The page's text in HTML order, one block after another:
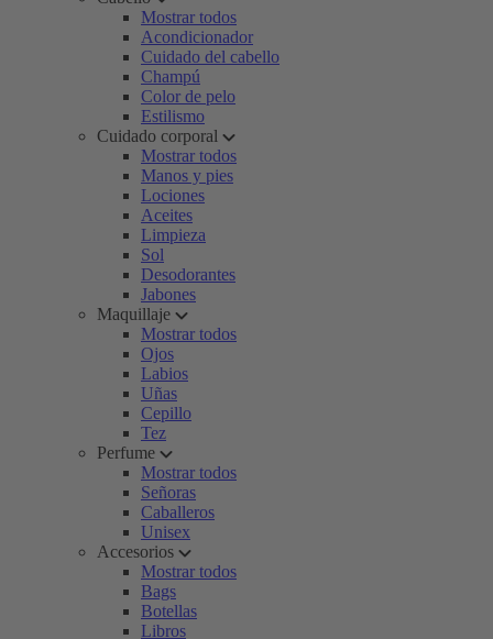
Mostrar todos
Acondicionador
Cuidado del cabello
Champú
Color de pelo
Estilismo
Cuidado corporal
Mostrar todos
Manos y pies
Lociones
Aceites
Limpieza
Sol
Desodorantes
Jabones
Maquillaje
Mostrar todos
Ojos
Labios
Uñas
Cepillo
Tez
Perfume
Mostrar todos
Señoras
Caballeros
Unisex
Accesorios
Mostrar todos
Bags
Botellas
Libros